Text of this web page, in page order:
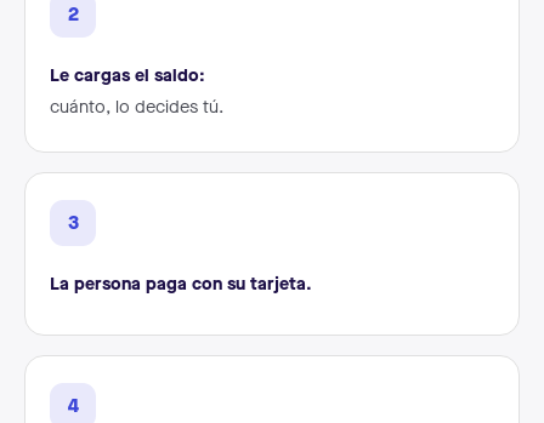
2
Le cargas el saldo:
cuánto, lo decides tú.
3
La persona paga con su tarjeta.
4